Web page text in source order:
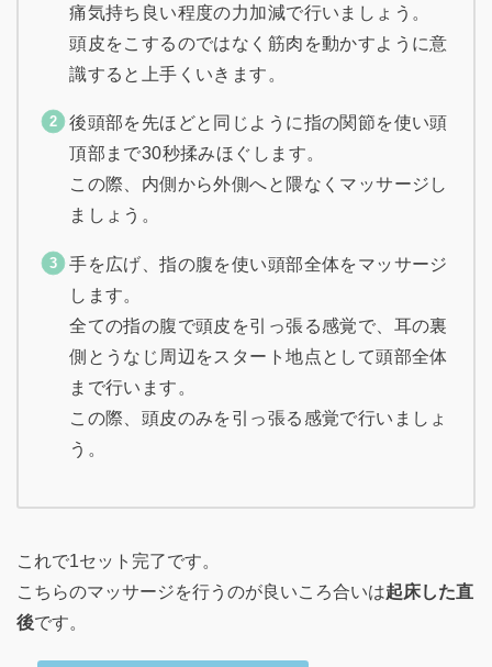
痛気持ち良い程度の力加減で行いましょう。
頭皮をこするのではなく筋肉を動かすように意
識すると上手くいきます。
後頭部を先ほどと同じように指の関節を使い頭
頂部まで30秒揉みほぐします。
この際、内側から外側へと隈なくマッサージし
ましょう。
手を広げ、指の腹を使い頭部全体をマッサージ
します。
全ての指の腹で頭皮を引っ張る感覚で、耳の裏
側とうなじ周辺をスタート地点として頭部全体
まで行います。
この際、頭皮のみを引っ張る感覚で行いましょ
う。
これで1セット完了です。
こちらのマッサージを行うのが良いころ合いは起床した直
後です。